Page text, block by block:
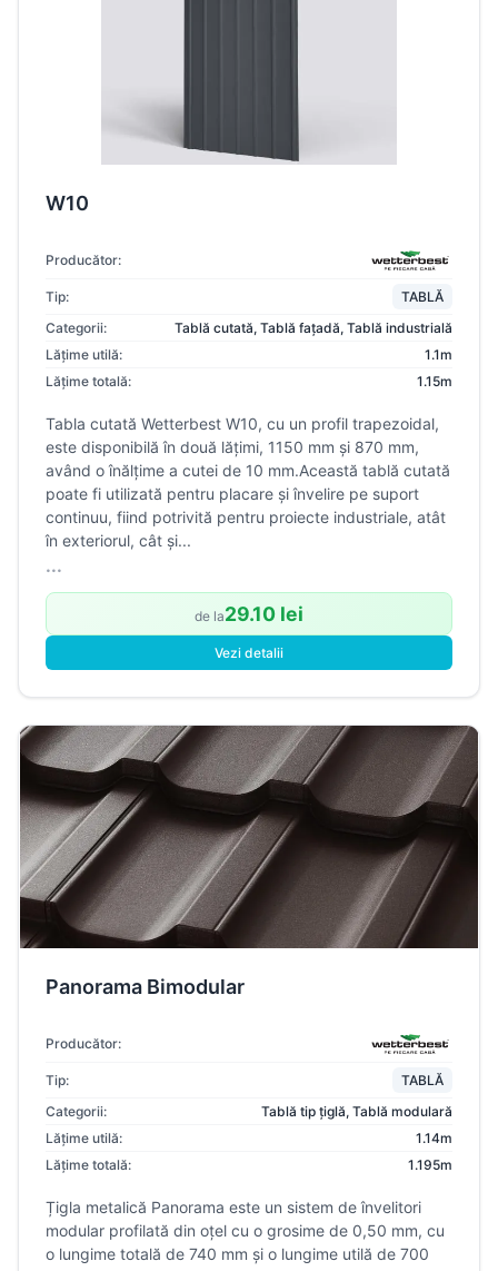
W10
Producător:
Tip:
TABLĂ
Categorii:
Tablă cutată, Tablă fațadă, Tablă industrială
Lățime utilă:
1.1m
Lățime totală:
1.15m
Tabla cutată Wetterbest W10, cu un profil trapezoidal,
este disponibilă în două lățimi, 1150 mm și 870 mm,
având o înălțime a cutei de 10 mm.Această tablă cutată
poate fi utilizată pentru placare și învelire pe suport
continuu, fiind potrivită pentru proiecte industriale, atât
în exteriorul, cât și...
...
de la29.10 lei
Vezi detalii
Panorama Bimodular
Producător:
Tip:
TABLĂ
Categorii:
Tablă tip țiglă, Tablă modulară
Lățime utilă:
1.14m
Lățime totală:
1.195m
Țigla metalică Panorama este un sistem de învelitori
modular profilată din oțel cu o grosime de 0,50 mm, cu
o lungime totală de 740 mm și o lungime utilă de 700